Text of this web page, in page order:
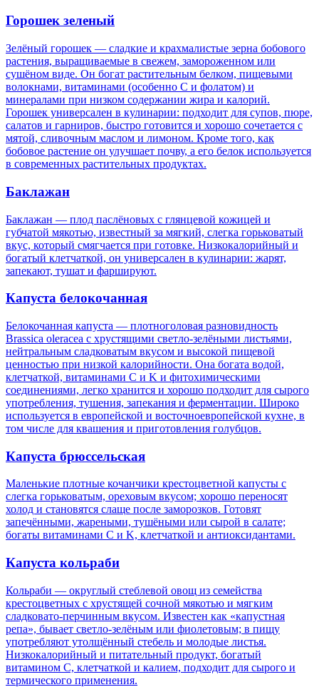
Горошек зеленый
Зелёный горошек — сладкие и крахмалистые зерна бобового
растения, выращиваемые в свежем, замороженном или
сушёном виде. Он богат растительным белком, пищевыми
волокнами, витаминами (особенно C и фолатом) и
минералами при низком содержании жира и калорий.
Горошек универсален в кулинарии: подходит для супов, пюре,
салатов и гарниров, быстро готовится и хорошо сочетается с
мятой, сливочным маслом и лимоном. Кроме того, как
бобовое растение он улучшает почву, а его белок используется
в современных растительных продуктах.
Баклажан
Баклажан — плод паслёновых с глянцевой кожицей и
губчатой мякотью, известный за мягкий, слегка горьковатый
вкус, который смягчается при готовке. Низкокалорийный и
богатый клетчаткой, он универсален в кулинарии: жарят,
запекают, тушат и фаршируют.
Капуста белокочанная
Белокочанная капуста — плотноголовая разновидность
Brassica oleracea с хрустящими светло‑зелёными листьями,
нейтральным сладковатым вкусом и высокой пищевой
ценностью при низкой калорийности. Она богата водой,
клетчаткой, витаминами C и K и фитохимическими
соединениями, легко хранится и хорошо подходит для сырого
употребления, тушения, запекания и ферментации. Широко
используется в европейской и восточноевропейской кухне, в
том числе для квашения и приготовления голубцов.
Капуста брюссельская
Маленькие плотные кочанчики крестоцветной капусты с
слегка горьковатым, ореховым вкусом; хорошо переносят
холод и становятся слаще после заморозков. Готовят
запечёнными, жареными, тушёными или сырой в салате;
богаты витаминами C и K, клетчаткой и антиоксидантами.
Капуста кольраби
Кольраби — округлый стеблевой овощ из семейства
крестоцветных с хрустящей сочной мякотью и мягким
сладковато-перчинным вкусом. Известен как «капустная
репа», бывает светло-зелёным или фиолетовым; в пищу
употребляют утолщённый стебель и молодые листья.
Низкокалорийный и питательный продукт, богатый
витамином C, клетчаткой и калием, подходит для сырого и
термического применения.